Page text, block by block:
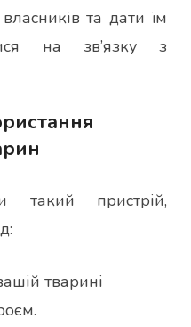
та дати їм
на зв’язку з
пристрій,
тварині